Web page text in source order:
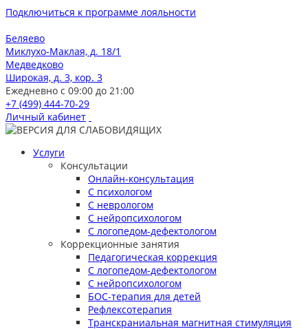
Подключиться к программе лояльности
Беляево
Миклухо-Маклая, д. 18/1
Медведково
Широкая, д. 3, кор. 3
Ежедневно с 09:00 до 21:00
+7 (499) 444-70-29
Личный кабинет
Услуги
Консультации
Онлайн-консультация
С психологом
С неврологом
С нейропсихологом
С логопедом-дефектологом
Коррекционные занятия
Педагогическая коррекция
С логопедом-дефектологом
С нейропсихологом
БОС-терапия для детей
Рефлексотерапия
Транскраниальная магнитная стимуляция